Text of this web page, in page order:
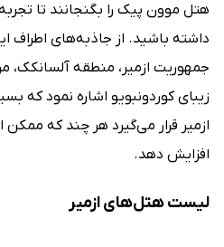
هتل موون پیک را بگنجانند تا تجربه
داشته باشید. از جاذبه‌های اطراف
جمهوریت ازمیر، منطقه آلسانکک،
زیبای کوردونبویو اشاره نمود که
ازمیر قرار می‌گیرد هر چند که ممکن
افزایش دهد.
لیست هتل‌های ازمیر